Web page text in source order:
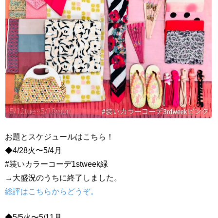
お題とスケジュールはこちら！
◆4/28火〜5/4月
#装いカラーコーデ1stweek緑
→大盛況のうちに終了しました。
総評はこちらからどうぞ。